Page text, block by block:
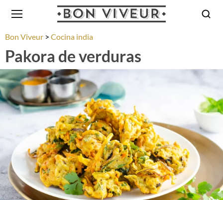
Bon Viveur Cocina india
Pakora de verduras